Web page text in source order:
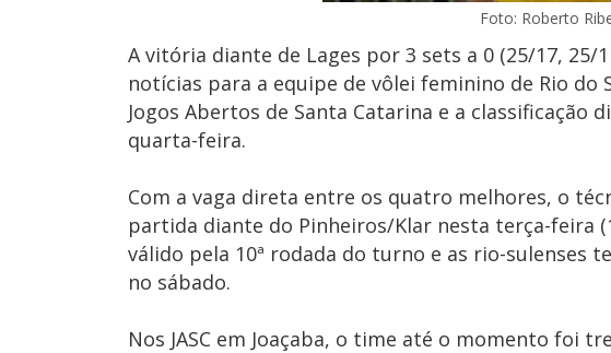
Foto: Roberto
A vitória diante de Lages por 3 sets a 0 (25/17,
notícias para a equipe de vôlei feminino de Rio do
Jogos Abertos de Santa Catarina e a
quarta-feira.
Com a vaga direta entre os quatro melhores, o
partida diante do Pinheiros/Klar nesta terça-feira
válido pela 10ª rodada do turno e as rio-sulenses
no sábado.
Nos JASC em Joaçaba, o time até o momento foi